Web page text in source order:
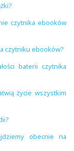
czytnika ebooków
czytniku ebooków?
baterii czytnika
życie wszystkim
obecnie na